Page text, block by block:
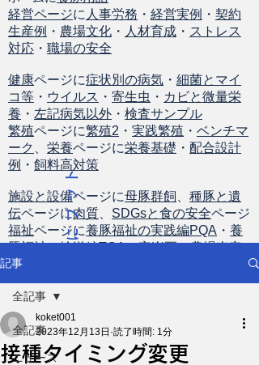
経営ページに 人事労務 ・ 経営実例 ・ 契約
生産例 ・ 農場文化 ・ 人材育成 ・ ストレス
対応 ・ 職場の安全
健康ページに症状別の病気 ・ 細菌とマイ
コ等 ・ ウイルス ・ 寄生虫 ・ カビと微量栄
養 ・ 左記病気以外 ・ 検査サンプル
繁殖ページに繁殖2 ・ 実践繁殖 ・ ベンチマ
ーク
栄養ページに栄養基礎 ・ 配合設計
例 ・ 飼料高対策
施設と設備ページに母豚群飼
種豚と遺
伝ページに肉質 SDGsと食の安全ページ
福祉ページに養豚福祉の実践編PQA ・ 養
豚福祉の輸送編TQA・安楽死・農場査定
ト
ッ
プ
に
記事
全記事
ニュース
全記事
接種タイミング変更
koket001
2023年12月13日 読了時間: 1分